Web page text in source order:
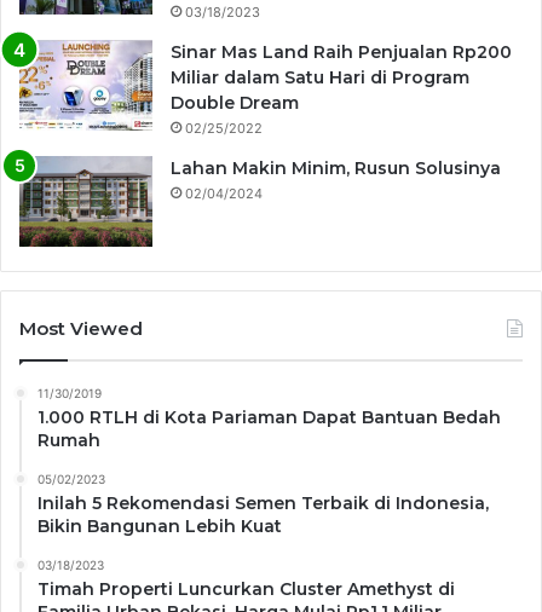
03/18/2023
Sinar Mas Land Raih Penjualan Rp200
Miliar dalam Satu Hari di Program
Double Dream
02/25/2022
Lahan Makin Minim, Rusun Solusinya
02/04/2024
Most Viewed
11/30/2019
1.000 RTLH di Kota Pariaman Dapat Bantuan Bedah
Rumah
05/02/2023
Inilah 5 Rekomendasi Semen Terbaik di Indonesia,
Bikin Bangunan Lebih Kuat
03/18/2023
Timah Properti Luncurkan Cluster Amethyst di